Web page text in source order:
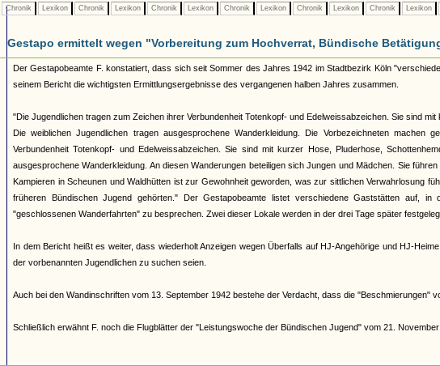
Chronik Lexikon Chronik Lexikon Chronik Lexikon Chronik Lexikon Chronik Lexikon Chronik Lexikon
Gestapo ermittelt wegen "Vorbereitung zum Hochverrat, Bündische
Der Gestapobeamte F. konstatiert, dass sich seit Sommer des Jahres 1942 im Stadtbezirk Köln
seinem Bericht die wichtigsten Ermittlungsergebnisse des vergangenen halben Jahres zusammen.
"Die Jugendlichen tragen zum Zeichen ihrer Verbundenheit Totenkopf- und Edelweissabzeichen. Sie sind
Die weiblichen Jugendlichen tragen ausgesprochene Wanderkleidung. Die Vorbezeichneten machen
Verbundenheit Totenkopf- und Edelweissabzeichen. Sie sind mit kurzer Hose, Pluderhose,
ausgesprochene Wanderkleidung. An diesen Wanderungen beteiligen sich Jungen und Mädchen. Sie
Kampieren in Scheunen und Waldhütten ist zur Gewohnheit geworden, was zur sittlichen Verwahrlosung
früheren Bündischen Jugend gehörten." Der Gestapobeamte listet verschiedene Gaststätten auf,
"geschlossenen Wanderfahrten" zu besprechen. Zwei dieser Lokale werden in der drei Tage später
In dem Bericht heißt es weiter, dass wiederholt Anzeigen wegen Überfalls auf HJ-Angehörige und HJ-
der vorbenannten Jugendlichen zu suchen seien.
Auch bei den Wandinschriften vom 13. September 1942 bestehe der Verdacht, dass die "Beschmierungen"
Schließlich erwähnt F. noch die Flugblätter der "Leistungswoche der Bündischen Jugend" vom 21. November